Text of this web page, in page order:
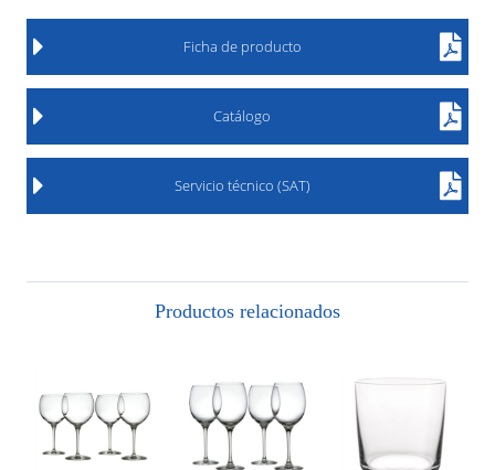
Ficha de producto
Catálogo
Servicio técnico (SAT)
Productos relacionados